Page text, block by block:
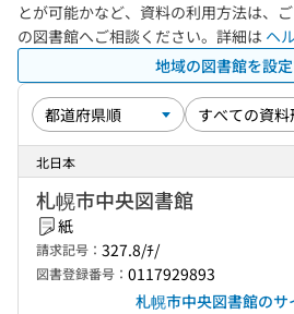
とが可能かなど、資料の利用方法は、
の図書館へご相談ください。詳細は ヘ
地域の図書館を設
北日本
札幌市中央図書館
紙
請求記号： 327.8/ﾁ/
図書登録番号： 0117929893
札幌市中央図書館の